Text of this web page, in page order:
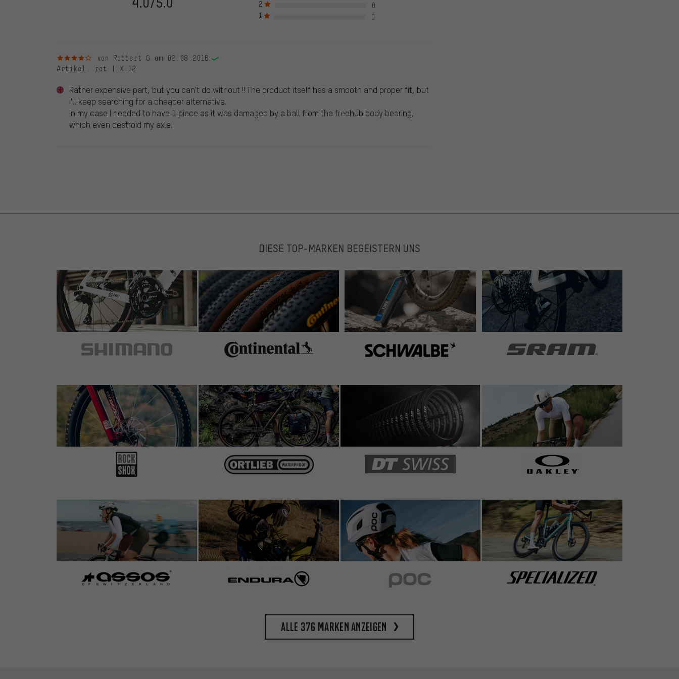
die bewertete Ware nicht bei uns gekauft haben. Diese Bewertungen sind nicht mit einem grünen Haken markiert. Wir
veröffentlichen alle ordnungsgemäß abgegebenen Bewertungen.
2
0
1
0
4 von 5 Sternenvon Robbert G. am 02.08.2016
Artikel : rot | X-12
Rather expensive part, but you can't do without !! The product itself has a smooth and proper fit, but
I'll keep searching for a cheaper alternative.
In my case I needed to have 1 piece as it was damaged by a ball from the freehub body bearing,
which even destroid my axle.
DIESE TOP-MARKEN BEGEISTERN UNS
Alle 376 Marken anzeigen